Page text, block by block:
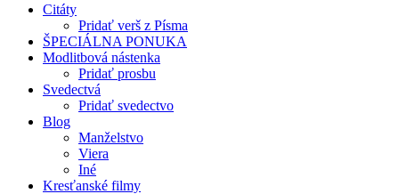
Citáty
Pridať verš z Písma
ŠPECIÁLNA PONUKA
Modlitbová nástenka
Pridať prosbu
Svedectvá
Pridať svedectvo
Blog
Manželstvo
Viera
Iné
Kresťanské filmy